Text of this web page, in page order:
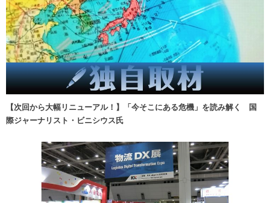
【次回から大幅リニューアル！】「今そこにある危機」を読み解く 国
際ジャーナリスト・ビニシウス氏